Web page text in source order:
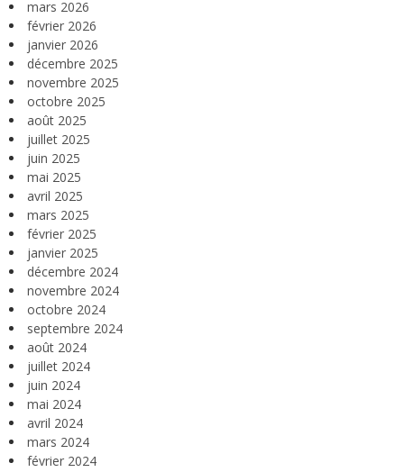
mars 2026
février 2026
janvier 2026
décembre 2025
novembre 2025
octobre 2025
août 2025
juillet 2025
juin 2025
mai 2025
avril 2025
mars 2025
février 2025
janvier 2025
décembre 2024
novembre 2024
octobre 2024
septembre 2024
août 2024
juillet 2024
juin 2024
mai 2024
avril 2024
mars 2024
février 2024